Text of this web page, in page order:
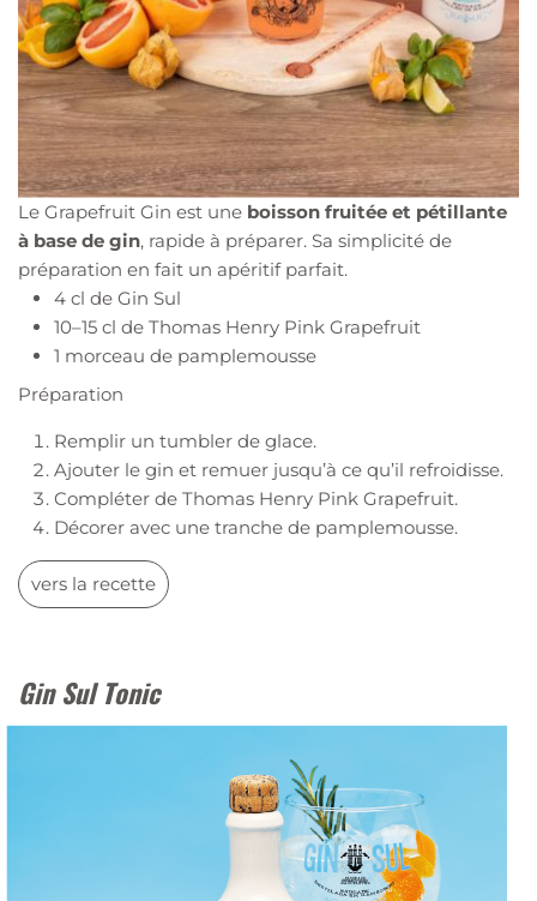
Le Grapefruit Gin est une boisson fruitée et pétillante
à base de gin, rapide à préparer. Sa simplicité de
préparation en fait un apéritif parfait.
4 cl de Gin Sul
10–15 cl de Thomas Henry Pink Grapefruit
1 morceau de pamplemousse
Préparation
Remplir un tumbler de glace.
Ajouter le gin et remuer jusqu’à ce qu’il refroidisse.
Compléter de Thomas Henry Pink Grapefruit.
Décorer avec une tranche de pamplemousse.
vers la recette
Gin Sul Tonic